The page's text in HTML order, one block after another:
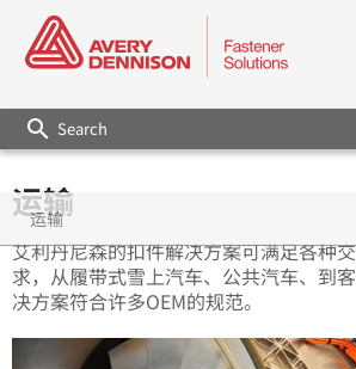
search
运输
艾利丹尼森的扣件解决方案可满足各种
求，从履带式雪上汽车、公共汽车、到
决方案符合许多OEM的规范。
运输